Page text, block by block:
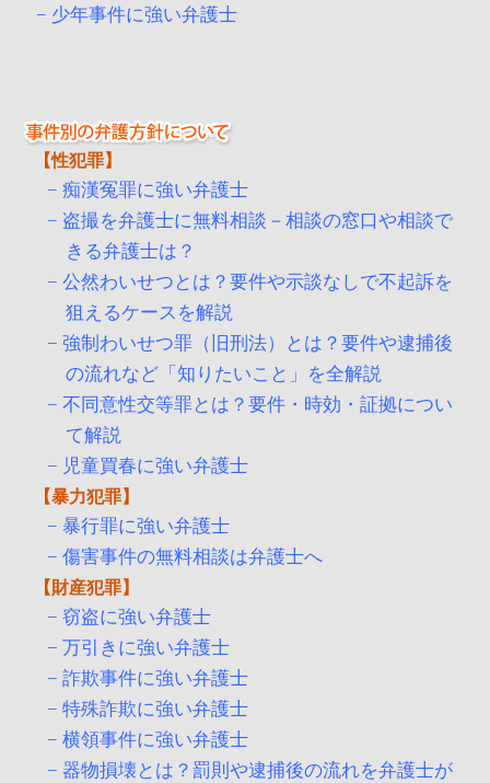
少年事件に強い弁護士
性犯罪
痴漢冤罪に強い弁護士
盗撮を弁護士に無料相談－相談の窓口や相談で
きる弁護士は？
公然わいせつとは？要件や示談なしで不起訴を
狙えるケースを解説
強制わいせつ罪（旧刑法）とは？要件や逮捕後
の流れなど「知りたいこと」を全解説
不同意性交等罪とは？要件・時効・証拠につい
て解説
児童買春に強い弁護士
暴力犯罪
暴行罪に強い弁護士
傷害事件の無料相談は弁護士へ
財産犯罪
窃盗に強い弁護士
万引きに強い弁護士
詐欺事件に強い弁護士
特殊詐欺に強い弁護士
横領事件に強い弁護士
器物損壊とは？罰則や逮捕後の流れを弁護士が